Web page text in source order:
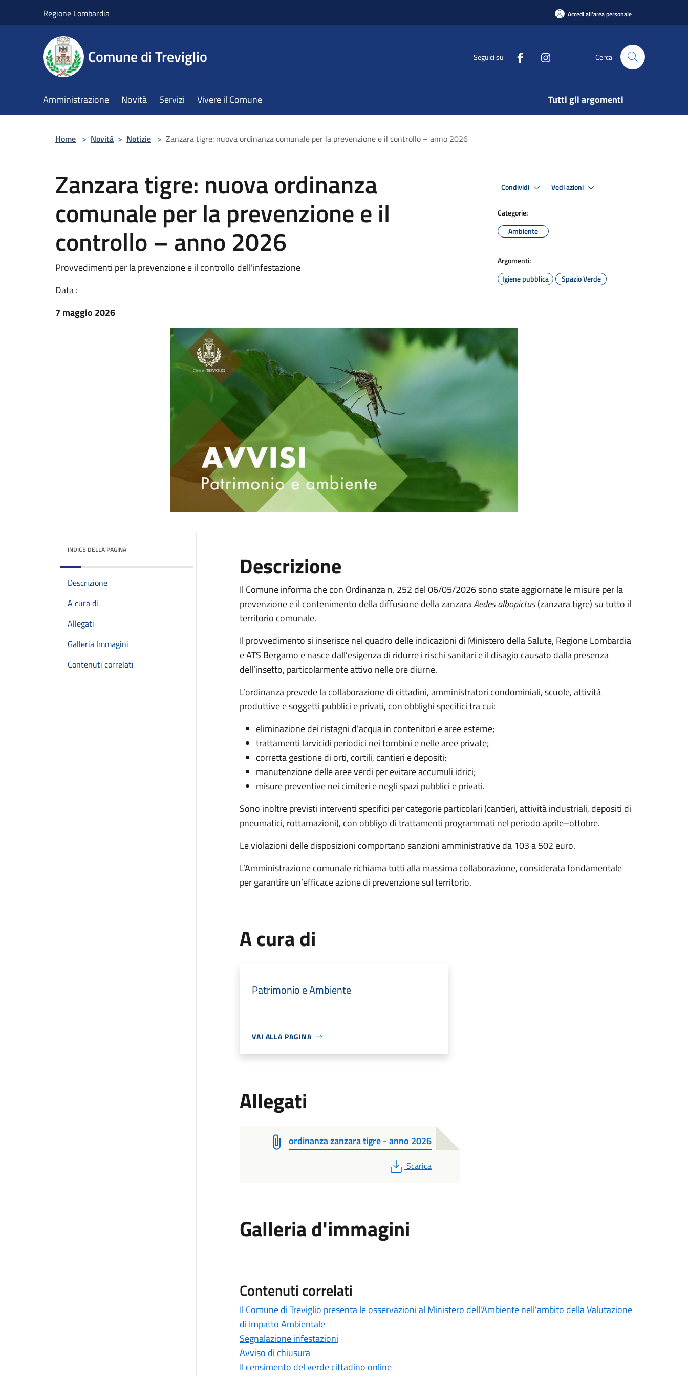
Regione Lombardia Accedi all'area personale
Comune di Treviglio Seguici su Cerca
Amministrazione Novità Servizi Vivere il Comune Tutti gli argomenti
Home > Novità > Notizie > Zanzara tigre: nuova ordinanza comunale per la prevenzione e il controllo – anno 2026
Zanzara tigre: nuova ordinanza
comunale per la prevenzione e il
controllo – anno 2026
Provvedimenti per la prevenzione e il controllo dell'infestazione
Data :
7 maggio 2026
Condividi Vedi azioni
Categorie:
Ambiente
Argomenti:
Igiene pubblica
Spazio Verde
INDICE DELLA PAGINA
Descrizione
A cura di
Allegati
Galleria Immagini
Contenuti correlati
Descrizione
Il Comune informa che con Ordinanza n. 252 del 06/05/2026 sono state aggiornate le misure per la
prevenzione e il contenimento della diffusione della zanzaraAedes albopictus(zanzara tigre) su tutto il
territorio comunale.
Il provvedimento si inserisce nel quadro delle indicazioni di Ministero della Salute, Regione Lombardia
e ATS Bergamo e nasce dall’esigenza di ridurre i rischi sanitari e il disagio causato dalla presenza
dell’insetto, particolarmente attivo nelle ore diurne.
L’ordinanza prevede la collaborazione di cittadini, amministratori condominiali, scuole, attività
produttive e soggetti pubblici e privati, con obblighi specifici tra cui:
eliminazione dei ristagni d’acqua in contenitori e aree esterne;
trattamenti larvicidi periodici nei tombini e nelle aree private;
corretta gestione di orti, cortili, cantieri e depositi;
manutenzione delle aree verdi per evitare accumuli idrici;
misure preventive nei cimiteri e negli spazi pubblici e privati.
Sono inoltre previsti interventi specifici per categorie particolari (cantieri, attività industriali, depositi di
pneumatici, rottamazioni), con obbligo di trattamenti programmati nel periodo aprile–ottobre.
Le violazioni delle disposizioni comportano sanzioni amministrative da 103 a 502 euro.
L’Amministrazione comunale richiama tutti alla massima collaborazione, considerata fondamentale
per garantire un’efficace azione di prevenzione sul territorio.
A cura di
Patrimonio e Ambiente
VAI ALLA PAGINA
Allegati
ordinanza zanzara tigre - anno 2026
PDF
Scarica
Galleria d'immagini
Contenuti correlati
Il Comune di Treviglio presenta le osservazioni al Ministero dell'Ambiente nell'ambito della Valutazione
di Impatto Ambientale
Segnalazione infestazioni
Avviso di chiusura
Il censimento del verde cittadino online